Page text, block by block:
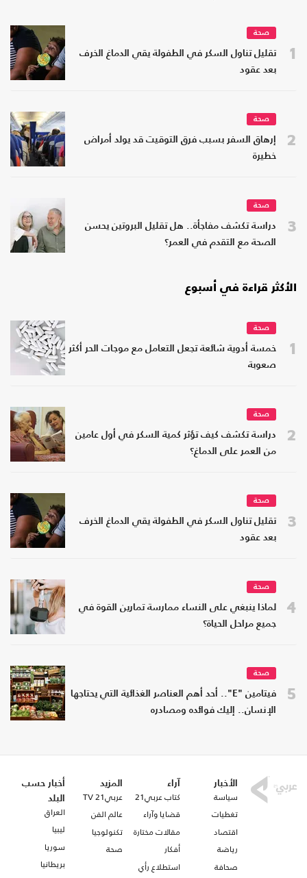
1
صحة
تقليل تناول السكر في الطفولة يقي الدماغ الخرف
بعد عقود
2
صحة
إرهاق السفر بسبب فرق التوقيت قد يولد أمراض
خطيرة
3
صحة
دراسة تكشف مفاجأة.. هل تقليل البروتين يحسن
الصحة مع التقدم في العمر؟
الأكثر قراءة في أسبوع
1
صحة
خمسة أدوية شائعة تجعل التعامل مع موجات الحر أكثر
صعوبة
2
صحة
دراسة تكشف كيف تؤثر كمية السكر في أول عامين
من العمر على الدماغ؟
3
صحة
تقليل تناول السكر في الطفولة يقي الدماغ الخرف
بعد عقود
4
صحة
لماذا ينبغي على النساء ممارسة تمارين القوة في
جميع مراحل الحياة؟
5
صحة
فيتامين "E".. أحد أهم العناصر الغذائية التي يحتاجها
الإنسان.. إليك فوائده ومصادره
الأخبار
سياسة
تغطيات
اقتصاد
رياضة
صحافة
آراء
كتاب عربي21
قضايا وآراء
مقالات مختارة
أفكار
استطلاع رأي
المزيد
عربي21 TV
عالم الفن
تكنولوجيا
صحة
أخبار حسب
البلد
العراق
ليبيا
سوريا
بريطانيا